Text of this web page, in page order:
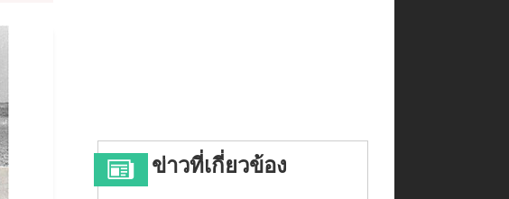
ข่าวที่เกี่ยวข้อง